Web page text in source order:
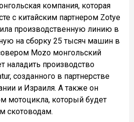
компания, которая
с китайским партнером Zotye
производственную линию в
на сборку 25 тысяч машин в
Mozo монгольский
наладить производство
созданного в партнерстве
и Израиля. А также он
мотоцикла, который будет
скотоводам.